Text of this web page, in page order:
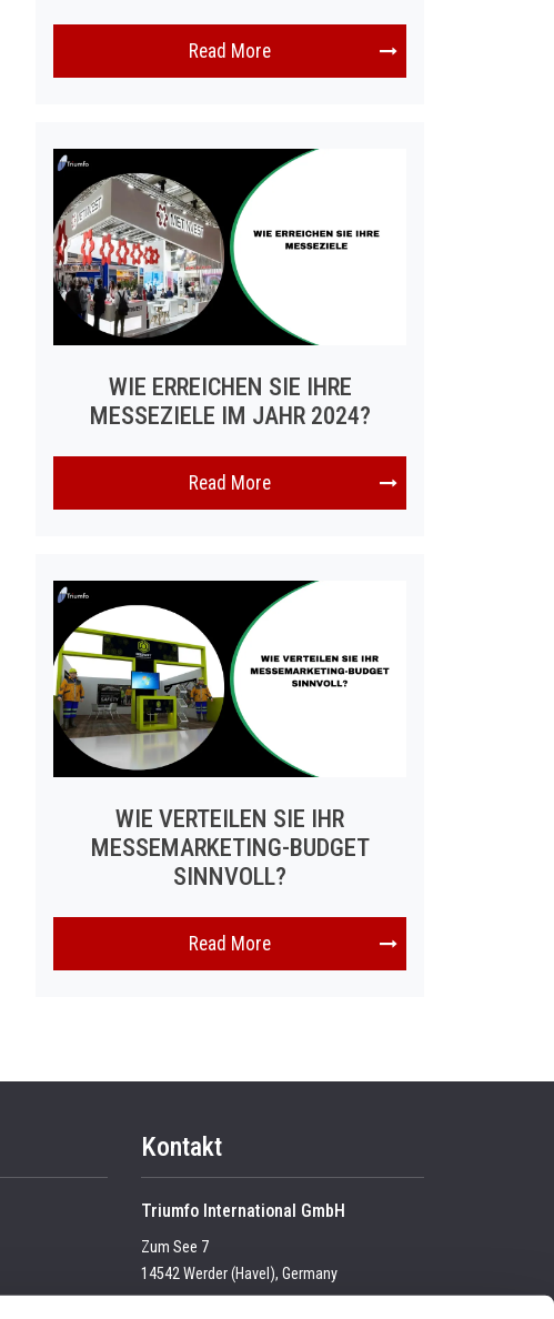
Read More
WIE ERREICHEN SIE IHRE
MESSEZIELE IM JAHR 2024?
Read More
WIE VERTEILEN SIE IHR
MESSEMARKETING-BUDGET
SINNVOLL?
Read More
Kontakt
Triumfo International GmbH
Zum See 7
14542 Werder (Havel), Germany